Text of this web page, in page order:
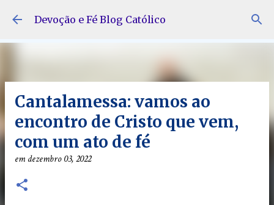
Pular para o conteúdo principal
Devoção e Fé Blog Católico
Cantalamessa: vamos ao
encontro de Cristo que vem,
com um ato de fé
emdezembro 03, 2022